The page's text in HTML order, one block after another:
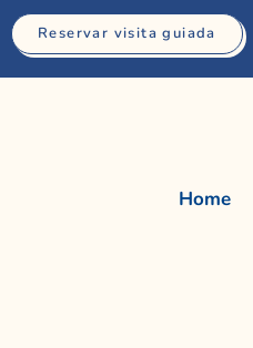
Reservar visita guiada
Home